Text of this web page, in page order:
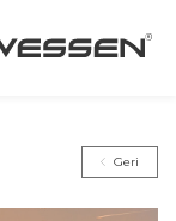
Geri